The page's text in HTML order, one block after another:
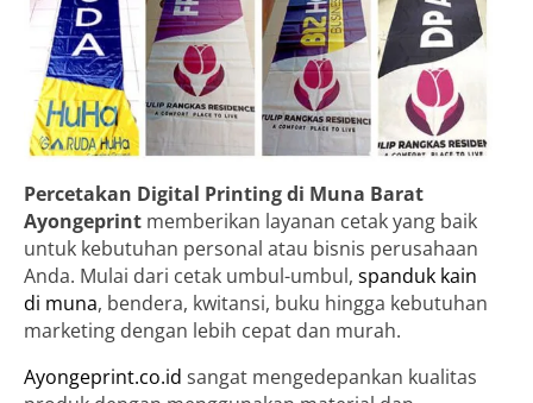
Percetakan Digital Printing di Muna Barat
Ayongeprint memberikan layanan cetak yang baik
untuk kebutuhan personal atau bisnis perusahaan
Anda. Mulai dari cetak umbul-umbul, spanduk kain
di muna, bendera, kwitansi, buku hingga kebutuhan
marketing dengan lebih cepat dan murah.
Ayongeprint.co.id sangat mengedepankan kualitas